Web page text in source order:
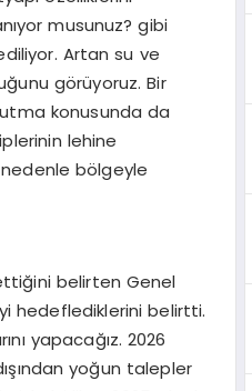
musunuz? gibi
Artan su ve
görüyoruz. Bir
konusunda da
lehine
bölgeyle
belirten Genel
hedeflediklerini belirtti.
yapacağız. 2026
yoğun talepler